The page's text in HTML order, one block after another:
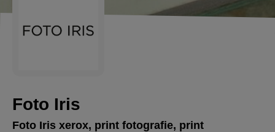
Foto Iris
Foto Iris xerox, print fotografie, print